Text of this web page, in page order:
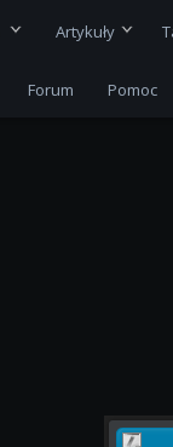
Artykuły
Forum Pomoc